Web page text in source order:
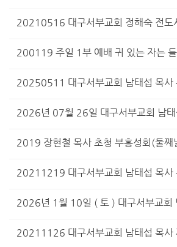
20210516 대구서부교회 정해숙 전도
200119 주일 1부 예배 귀 있는 자는
20250511 대구서부교회 남태섭 목사
2026년 07월 26일 대구서부교회 남태
2019 장현철 목사 초청 부흥성회(둘
20211219 대구서부교회 남태섭 목사
2026년 1월 10일 ( 토 ) 대구서부교회
20211126 대구서부교회 남태섭 목사